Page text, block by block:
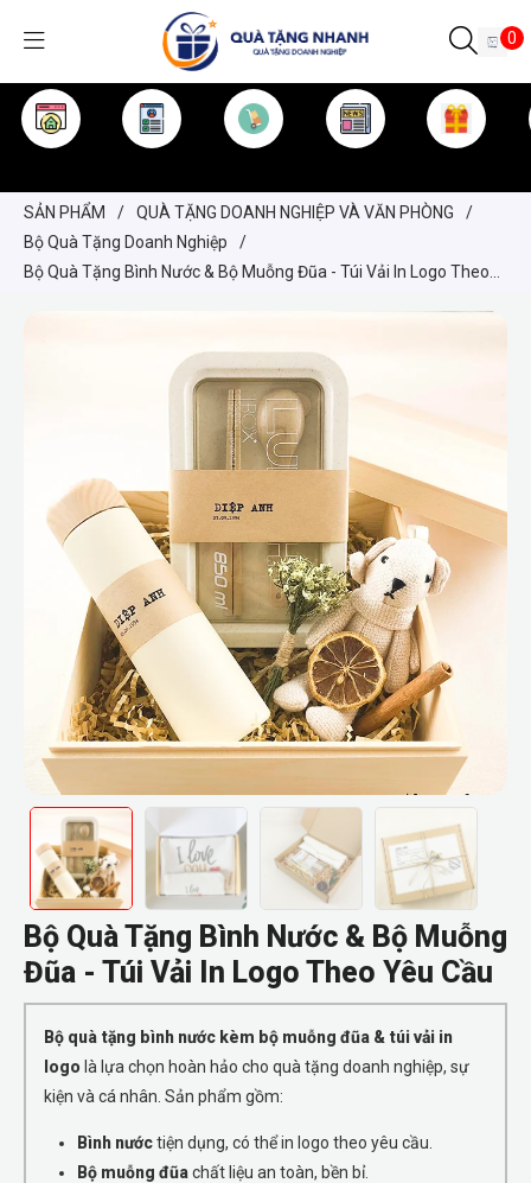
0
SẢN PHẨM / QUÀ TẶNG DOANH NGHIỆP VÀ VĂN PHÒNG
/
Bộ Quà Tặng Doanh Nghiệp
/
Bộ Quà Tặng Bình Nước & Bộ Muỗng Đũa - Túi Vải In Logo Theo
Bộ Quà Tặng Bình Nước & Bộ Muỗng
Đũa - Túi Vải In Logo Theo Yêu Cầu
Bộ quà tặng bình nước kèm bộ muỗng đũa & túi vải in
logo là lựa chọn hoàn hảo cho quà tặng doanh nghiệp, sự
kiện và cá nhân. Sản phẩm gồm:
Bình nướctiện dụng, có thể in logo theo yêu cầu.
Bộ muỗng đũachất liệu an toàn, bền bỉ.